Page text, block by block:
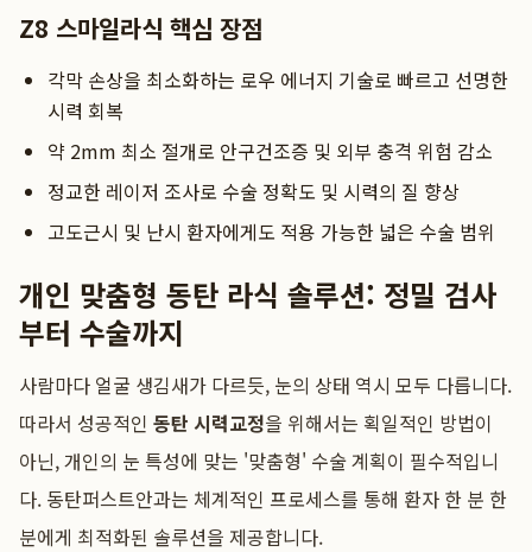
Z8 스마일라식 핵심 장점
각막 손상을 최소화하는 로우 에너지 기술로 빠르고 선명한
시력 회복
약 2mm 최소 절개로 안구건조증 및 외부 충격 위험 감소
정교한 레이저 조사로 수술 정확도 및 시력의 질 향상
고도근시 및 난시 환자에게도 적용 가능한 넓은 수술 범위
개인 맞춤형 동탄 라식 솔루션: 정밀 검사
부터 수술까지
사람마다 얼굴 생김새가 다르듯, 눈의 상태 역시 모두 다릅니다.
따라서 성공적인 동탄 시력교정을 위해서는 획일적인 방법이
아닌, 개인의 눈 특성에 맞는 '맞춤형' 수술 계획이 필수적입니
다. 동탄퍼스트안과는 체계적인 프로세스를 통해 환자 한 분 한
분에게 최적화된 솔루션을 제공합니다.